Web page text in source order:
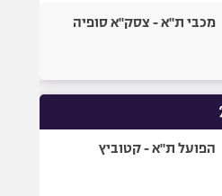
אופניים
כדורמים
פוטבול אמריקאי NFL
בייסבול MLB
מכבי ת"א - צסק"א סופיה
הפועל ת"א - קטוביץ